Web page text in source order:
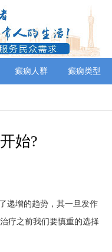
癫痫人群 癫痫类型
始?
递增的趋势，其一旦发作
疗之前我们要慎重的选择